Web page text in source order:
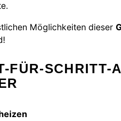
Möglichkeiten dieser
FÜR-SCHRITT-